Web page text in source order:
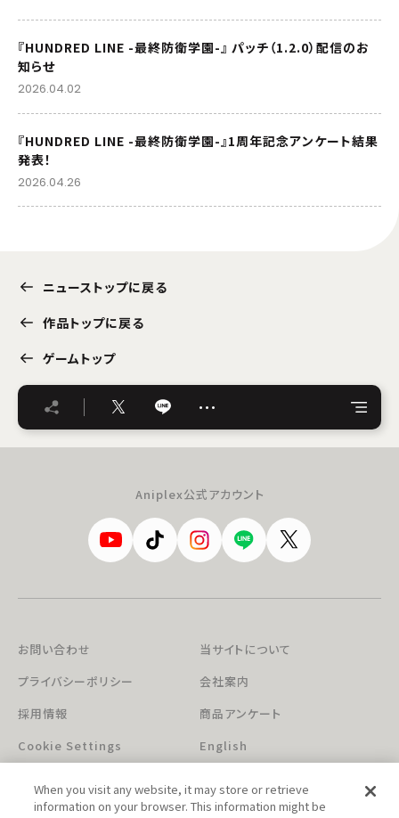
『HUNDRED LINE -最終防衛学園-』 パッチ（1.2.0）配信のお
知らせ
2026.04.02
『HUNDRED LINE -最終防衛学園-』1周年記念アンケート結果
発表！
2026.04.26
ニューストップに戻る
作品トップに戻る
ゲームトップ
…
Aniplex公式アカウント
お問い合わせ
当サイトについて
プライバシーポリシー
会社案内
採用情報
商品アンケート
Cookie Settings
English
When you visit any website, it may store or retrieve
information on your browser. This information might be